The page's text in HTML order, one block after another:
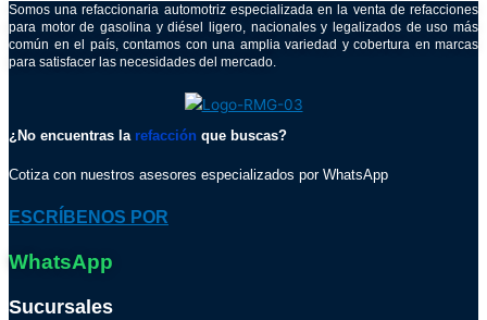
Somos una refaccionaria automotriz especializada en la venta de refacciones
para motor de gasolina y diésel ligero, nacionales y legalizados de uso más
común en el país, contamos con una amplia variedad y cobertura en marcas
para satisfacer las necesidades del mercado.
¿No encuentras la refacción que buscas?
Cotiza con nuestros asesores especializados por WhatsApp
ESCRÍBENOS POR
WhatsApp
Sucursales